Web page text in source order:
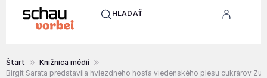
HĽADAŤ
Štart
Knižnica médií
Birgit Sarata predstavila hviezdneho hosťa viedenského plesu cukrárov